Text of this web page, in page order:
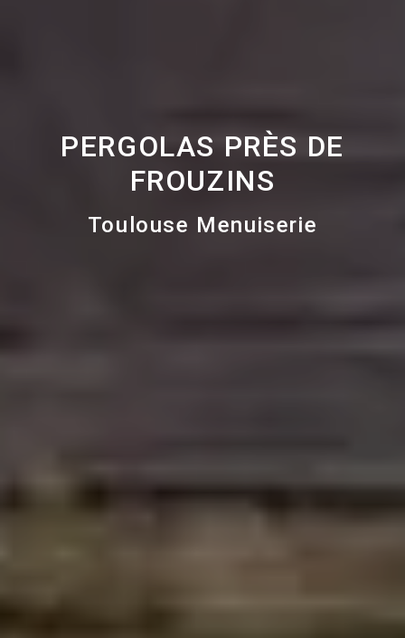
PERGOLAS PRÈS DE
FROUZINS
Toulouse Menuiserie